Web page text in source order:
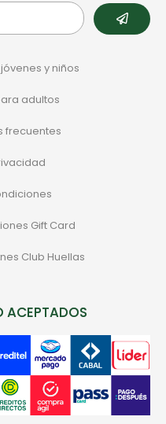
y niños
adultos
frecuentes
Gift Card
Club Huellas
ACEPTADOS